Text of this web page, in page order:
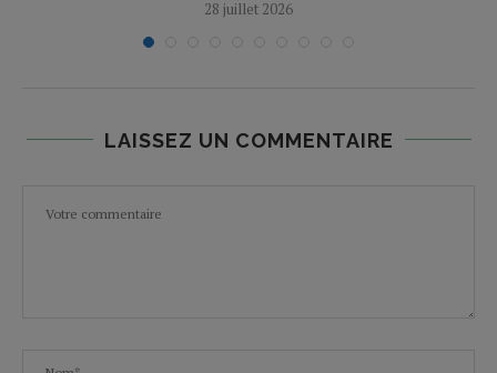
28 juillet 2026
LAISSEZ UN COMMENTAIRE